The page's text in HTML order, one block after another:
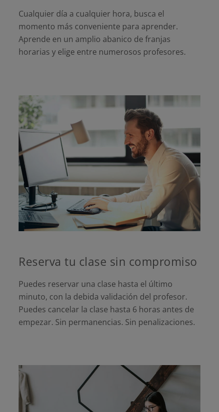
Cualquier día a cualquier hora, busca el
momento más conveniente para aprender.
Aprende en un amplio abanico de franjas
horarias y elige entre numerosos profesores.
Reserva tu clase sin compromiso
Puedes reservar una clase hasta el último
minuto, con la debida validación del profesor.
Puedes cancelar la clase hasta 6 horas antes de
empezar. Sin permanencias. Sin penalizaciones.